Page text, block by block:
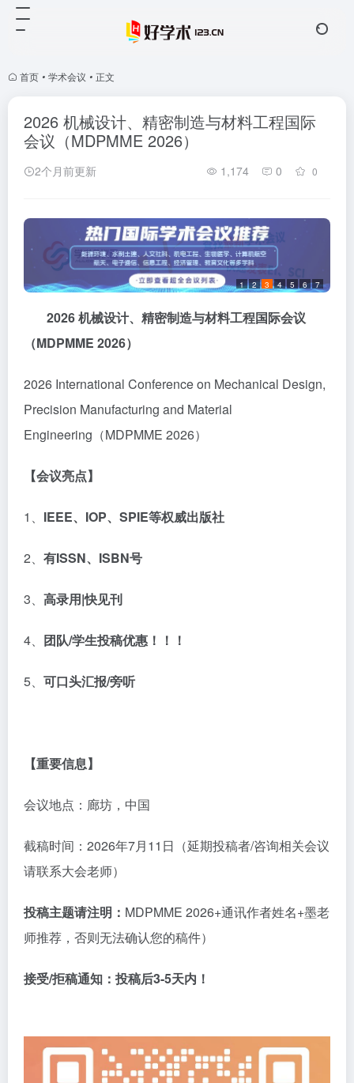
首页 • 学术会议 • 正文
2026 机械设计、精密制造与材料工程国际
会议（MDPMME 2026）
2个月前更新 1,174 0 0
1 2 3 4 5 6 7
2026机械设计、精密制造与材料工程国际会议
（MDPMME 2026）
2026 International Conference on Mechanical Design,
Precision Manufacturing and Material
Engineering（MDPMME 2026）
【会议亮点】
1、 IEEE、 IOP、 SPIE等权威出版社
2、 有ISSN、 ISBN号
3、 高录用|快见刊
4、 团队/学生投稿优惠！！！
5、 可口头汇报/旁听
【重要信息】
会议地点：廊坊，中国
截稿时间： 2026年7月11日（延期投稿者/咨询相关会议
请联系大会老师）
投稿主题请注明： MDPMME 2026+通讯作者姓名+墨老
师推荐，否则无法确认您的稿件）
接受/拒稿通知： 投稿后3-5天内！